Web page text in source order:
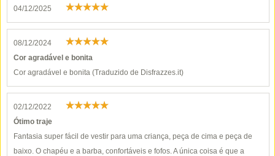
04/12/2025
08/12/2024
Cor agradável e bonita
Cor agradável e bonita (Traduzido de Disfrazzes.it)
02/12/2022
Ótimo traje
Fantasia super fácil de vestir para uma criança, peça de cima e peça de
baixo. O chapéu e a barba, confortáveis e fofos. A única coisa é que a